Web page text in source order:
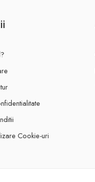
Cookie-uri